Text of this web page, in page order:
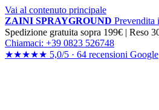
Vai al contenuto principale
ZAINI SPRAYGROUND
Spedizione gratuita sopra 199€ | Reso
Chiamaci: +39 0823 526748
★★★★★ 5,0/5 · 64 recensioni Google